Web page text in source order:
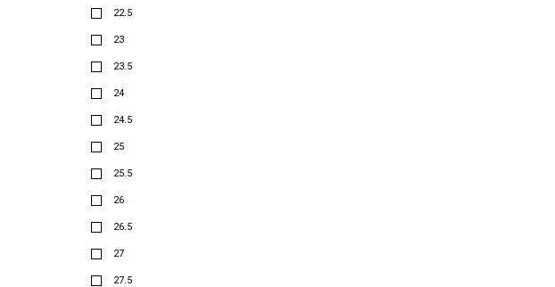
22.5
23
23.5
24
24.5
25
25.5
26
26.5
27
27.5